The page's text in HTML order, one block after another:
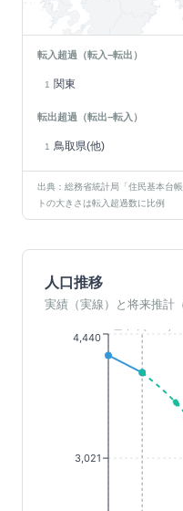
転入超過（転入−転出）
1 関東
転出超過（転出−転入）
1 鳥取県(他)
出典：総務省統計局「住民基本台
トの大きさは転入超過数に比例
人口推移
実績（実線）と将来推計
3,021
4,440